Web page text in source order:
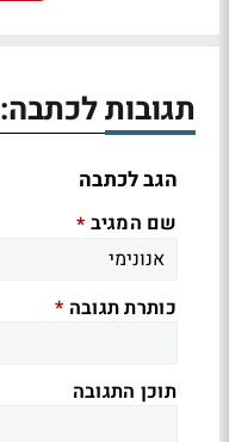
תגובות לכתבה:
הגב לכתבה
שם המגיב *
כותרת תגובה *
תוכן התגובה